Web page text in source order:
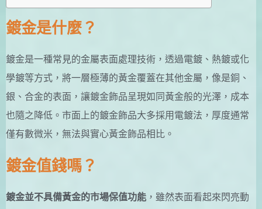
鍍金是什麼？
鍍金是一種常見的金屬表面處理技術，透過電鍍、熱鍍或化
學鍍等方式，將一層極薄的黃金覆蓋在其他金屬，像是銅、
銀、合金的表面，讓鍍金飾品呈現如同黃金般的光澤，成本
也隨之降低。市面上的鍍金飾品大多採用電鍍法，厚度通常
僅有數微米，無法與實心黃金飾品相比。
鍍金值錢嗎？
鍍金並不具備黃金的市場保值功能 ，雖然表面看起來閃亮動